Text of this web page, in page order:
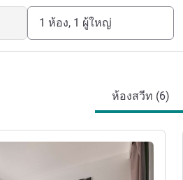
1 ห้อง, 1 ผู้ใหญ่
ห้องสวีท (6)